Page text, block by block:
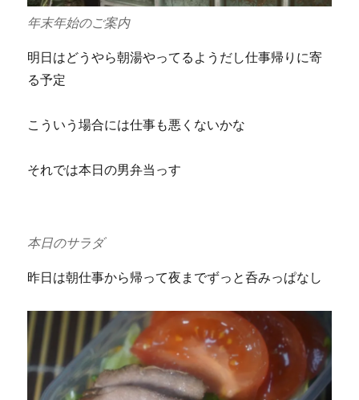
年末年始のご案内
明日はどうやら朝湯やってるようだし仕事帰りに寄
る予定
こういう場合には仕事も悪くないかな
それでは本日の男弁当っす
本日のサラダ
昨日は朝仕事から帰って夜までずっと呑みっぱなし